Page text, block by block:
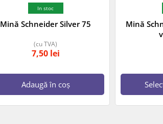
In stoc
Mină Schneider Silver 75
7,50 lei
(cu TVA)
Adaugă în coș
Mină